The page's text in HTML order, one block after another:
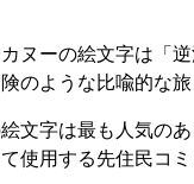
ヌーの絵文字は「
のような比喩的な
文字は最も人気の
使用する先住民コ